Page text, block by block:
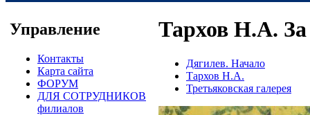
Управление
Контакты
Карта сайта
ФОРУМ
ДЛЯ СОТРУДНИКОВ
филиалов
Тархов Н.А. За
Дягилев. Начало
Тархов Н.А.
Третьяковская галерея